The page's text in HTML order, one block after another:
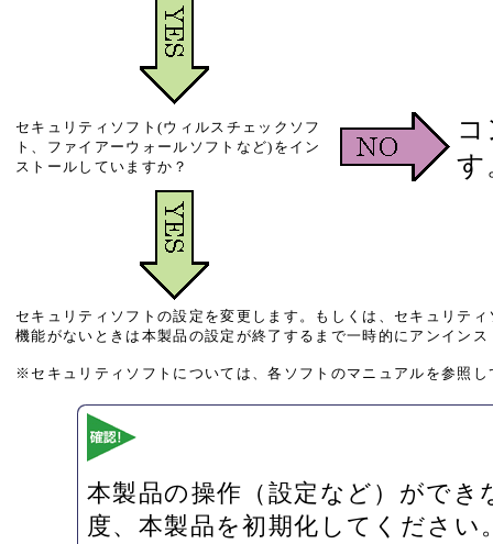
セキュリティソフト(ウィルスチェックソフ
ト、ファイアーウォールソフトなど)をイン
ストールしていますか？
す
セキュリティソフトの設定を変更します。もしくは、セキュリテ
機能がないときは本製品の設定が終了するまで一時的にアンイン
※セキュリティソフトについては、各ソフトのマニュアルを参照し
本製品の操作（設定など）がで
度、本製品を初期化してください